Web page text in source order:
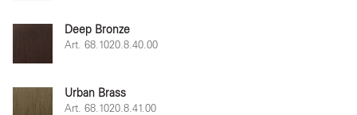
Deep Bronze
Art. 68.1020.8.40.00
Urban Brass
Art. 68.1020.8.41.00